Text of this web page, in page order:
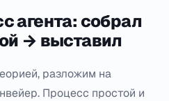
агента: собрал
→ выставил
разложим на
Процесс простой и